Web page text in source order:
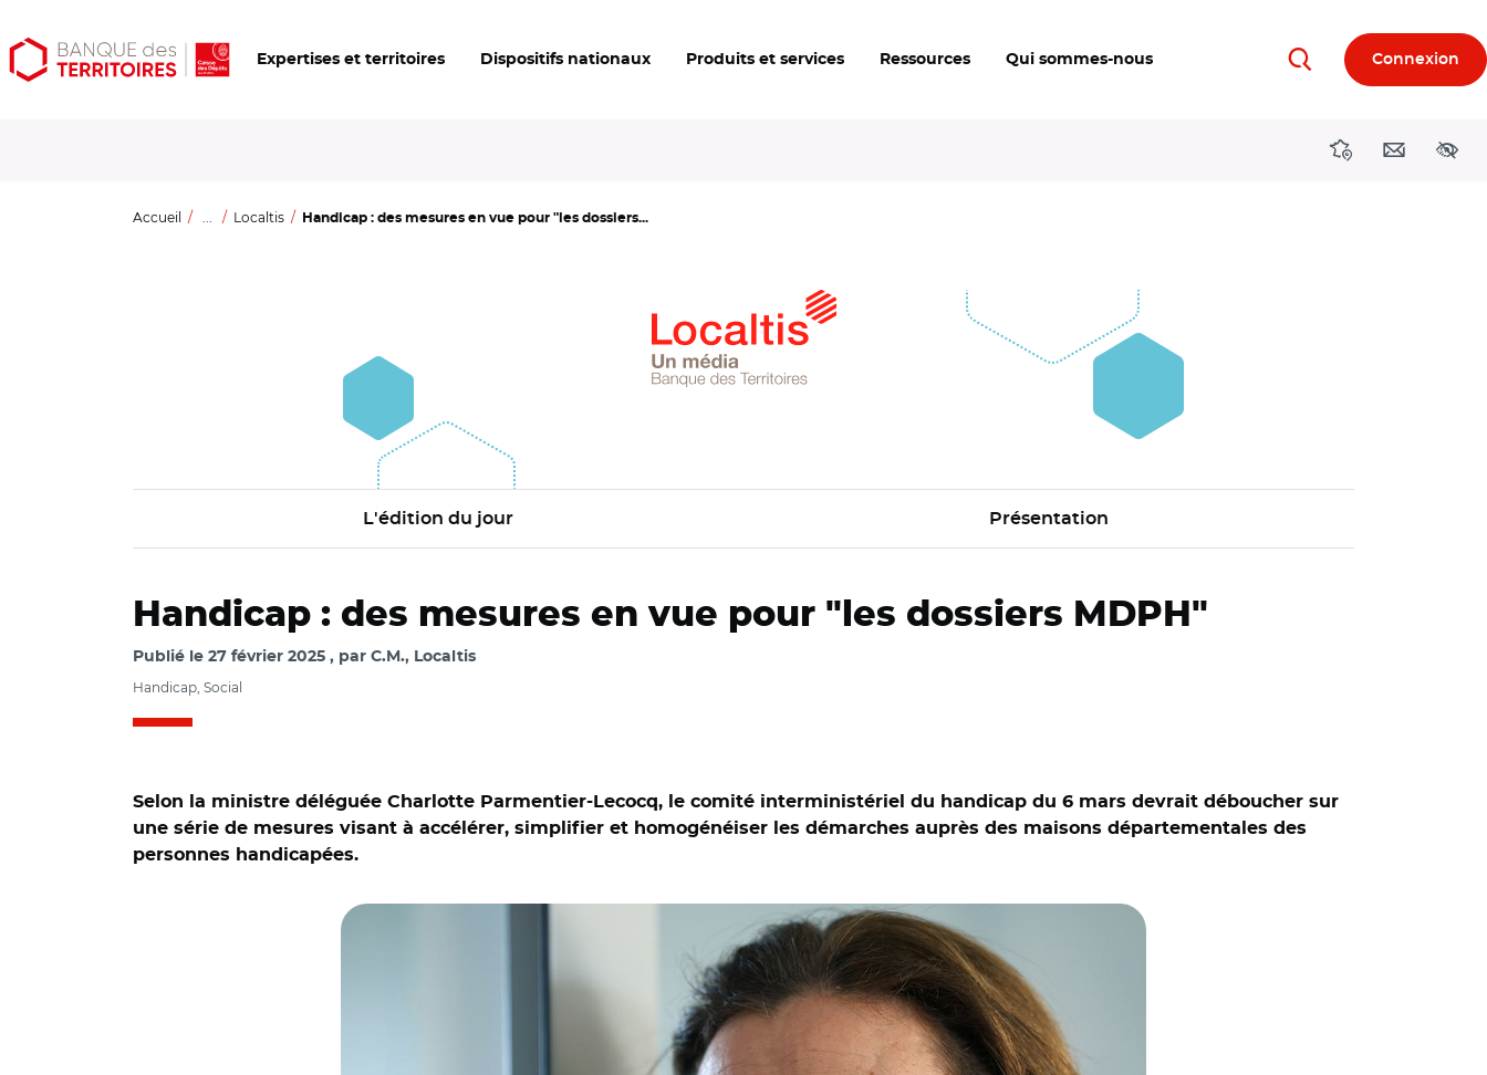
Aller
au
Aller
au
Ouvrir
les
Expertises et territoires Dispositifs nationaux Produits et services Ressources Qui sommes-nous RechercherConnexion
DirectionsContact
Accueil ... Localtis Handicap : des mesures en vue pour "les dossiers...
L'édition du jour Présentation
Handicap : des mesures en vue pour "les dossiers MDPH"
Publié le 27 février 2025 par C.M., Localtis
Handicap, Social
Selon la ministre déléguée Charlotte Parmentier-Lecocq, le comité interministériel du handicap du 6 mars devrait déboucher sur
une série de mesures visant à accélérer, simplifier et homogénéiser les démarches auprès des maisons départementales des
personnes handicapées.